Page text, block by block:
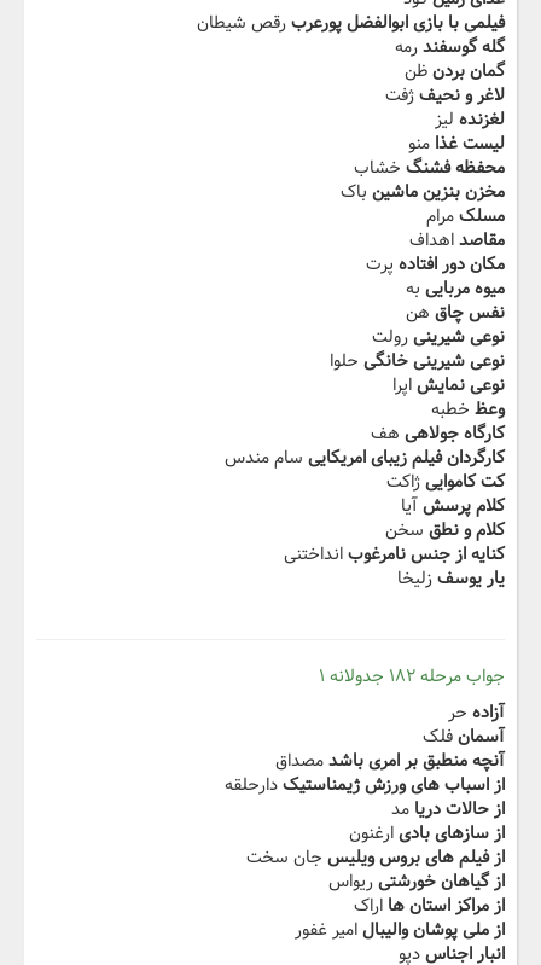
فیلمی با بازی ابوالفضل پورعربرقص شیطان
گله گوسفندرمه
گمان بردنظن
لاغر و نحیفژفت
لغزنده لیز
لیست غذا منو
محفظه فشنگ خشاب
مخزن بنزین ماشین باک
مسلکمرام
مقاصداهداف
مکان دور افتاده پرت
میوه مربایی به
نفس چاق هن
نوعی شیرینیرولت
نوعی شیرینی خانگی حلوا
نوعی نمایشاپرا
وعظ خطبه
کارگاه جولاهی هف
کارگردان فیلم زیبای امریکایی سام مندس
کت کامواییژاکت
کلام پرسشآیا
کلام و نطق سخن
کنایه از جنس نامرغوبانداختنی
یار یوسفزلیخا
جواب مرحله ۱۸۲ جدولانه ۱
آزاده حر
آسمانفلک
آنچه منطبق بر امری باشدمصداق
از اسباب های ورزش ژیمناستیکدارحلقه
از حالات دریا مد
از سازهای بادیارغنون
از فیلم های بروس ویلیس جان سخت
از گیاهان خورشتیریواس
از مراکز استان ها اراک
از ملی پوشان والیبالامیر غفور
انبار اجناسدپو